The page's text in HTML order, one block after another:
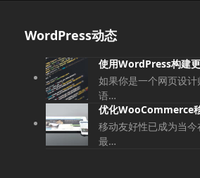
文WordPress动态
使用WordPress构建
如果你是一个网页设
语…
优化WooCommerce
移动友好性已成为当
最…